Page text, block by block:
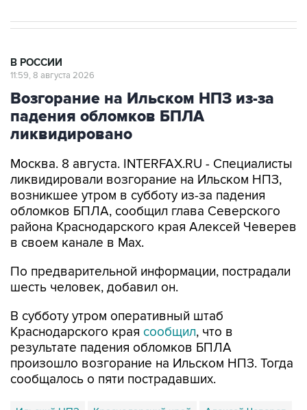
В РОССИИ
11:59, 8 августа 2026
Возгорание на Ильском НПЗ из-за
падения обломков БПЛА
ликвидировано
Москва. 8 августа. INTERFAX.RU - Специалисты
ликвидировали возгорание на Ильском НПЗ,
возникшее утром в субботу из-за падения
обломков БПЛА, сообщил глава Северского
района Краснодарского края Алексей Чеверев
в своем канале в Max.
По предварительной информации, пострадали
шесть человек, добавил он.
В субботу утром оперативный штаб
Краснодарского края сообщил, что в
результате падения обломков БПЛА
произошло возгорание на Ильском НПЗ. Тогда
сообщалось о пяти пострадавших.